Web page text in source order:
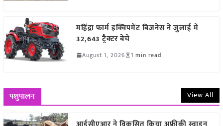
महिंद्रा फार्म इक्विपमेंट बिजनेस ने जुलाई में
32,643 ट्रैक्टर बेचे
August 1, 2026 1 min read
पशुपालन View All